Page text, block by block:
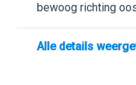
bewoog richting
Alle details